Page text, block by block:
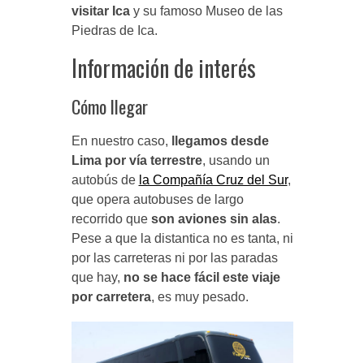
visitar Icay su famoso Museo de las
Piedras de Ica.
Información de interés
Cómo llegar
En nuestro caso,
llegamos desde
Lima por vía terrestre, usando un
autobús de la Compañía Cruz del Sur,
que opera autobuses de largo
recorrido que son aviones sin alas.
Pese a que la distantica no es tanta, ni
por las carreteras ni por las paradas
que hay, no se hace fácil este viaje
por carretera, es muy pesado.